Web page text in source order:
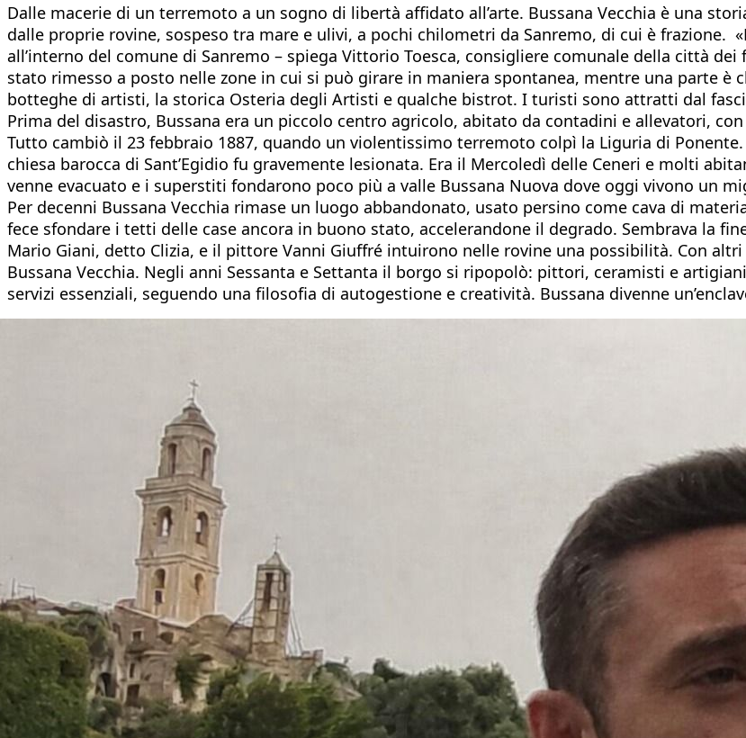
Dalle macerie di un terremoto a un sogno di libertà affidato all’arte. Bussana Vecchia è una
dalle proprie rovine, sospeso tra mare e ulivi, a pochi chilometri da Sanremo, di cui è frazione.
all’interno del comune di Sanremo – spiega Vittorio Toesca, consigliere comunale della città
stato rimesso a posto nelle zone in cui si può girare in maniera spontanea, mentre una parte è
botteghe di artisti, la storica Osteria degli Artisti e qualche bistrot. I turisti sono attratti dal
Prima del disastro, Bussana era un piccolo centro agricolo, abitato da contadini e allevatori,
Tutto cambiò il 23 febbraio 1887, quando un violentissimo terremoto colpì la Liguria di
chiesa barocca di Sant’Egidio fu gravemente lesionata. Era il Mercoledì delle Ceneri e molti
venne evacuato e i superstiti fondarono poco più a valle Bussana Nuova dove oggi vivono un
Per decenni Bussana Vecchia rimase un luogo abbandonato, usato persino come cava di
fece sfondare i tetti delle case ancora in buono stato, accelerandone il degrado. Sembrava la
Mario Giani, detto Clizia, e il pittore Vanni Giuffré intuirono nelle rovine una possibilità. Con
Bussana Vecchia. Negli anni Sessanta e Settanta il borgo si ripopolò: pittori, ceramisti e
servizi essenziali, seguendo una filosofia di autogestione e creatività. Bussana divenne